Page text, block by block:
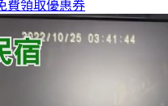
費領取優惠券